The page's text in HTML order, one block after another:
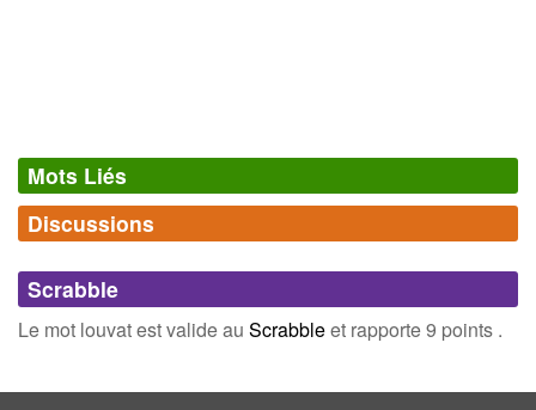
Mots Liés
Synonymes(0)
Mots avec la même signification
Discussions
Connectez-vous inscrivez-vous
Scrabble
Le mot louvat est valide au Scrabbleet rapporte 9 points .